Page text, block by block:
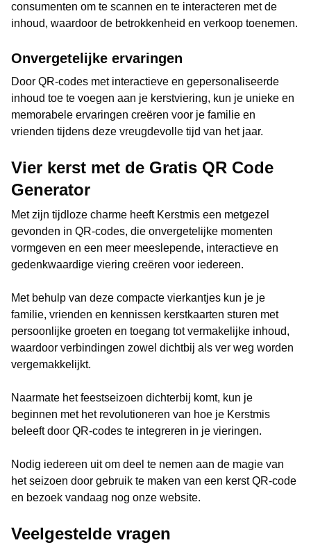
consumenten om te scannen en te interacteren met de
inhoud, waardoor de betrokkenheid en verkoop toenemen.
Onvergetelijke ervaringen
Door QR-codes met interactieve en gepersonaliseerde
inhoud toe te voegen aan je kerstviering, kun je unieke en
memorabele ervaringen creëren voor je familie en
vrienden tijdens deze vreugdevolle tijd van het jaar.
Vier kerst met de Gratis QR Code
Generator
Met zijn tijdloze charme heeft Kerstmis een metgezel
gevonden in QR-codes, die onvergetelijke momenten
vormgeven en een meer meeslepende, interactieve en
gedenkwaardige viering creëren voor iedereen.
Met behulp van deze compacte vierkantjes kun je je
familie, vrienden en kennissen kerstkaarten sturen met
persoonlijke groeten en toegang tot vermakelijke inhoud,
waardoor verbindingen zowel dichtbij als ver weg worden
vergemakkelijkt.
Naarmate het feestseizoen dichterbij komt, kun je
beginnen met het revolutioneren van hoe je Kerstmis
beleeft door QR-codes te integreren in je vieringen.
Nodig iedereen uit om deel te nemen aan de magie van
het seizoen door gebruik te maken van een kerst QR-code
en bezoek vandaag nog onze website.
Veelgestelde vragen